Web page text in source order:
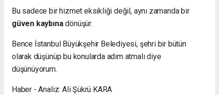
Bu sadece bir hizmet eksikliği değil, aynı zamanda bir
güven kaybınadönüşür.
Bence İstanbul Büyükşehir Belediyesi, şehri bir bütün
olarak düşünüp bu konularda adım atmalı diye
düşünüyorum.
Haber - Analiz: Ali Şükrü KARA